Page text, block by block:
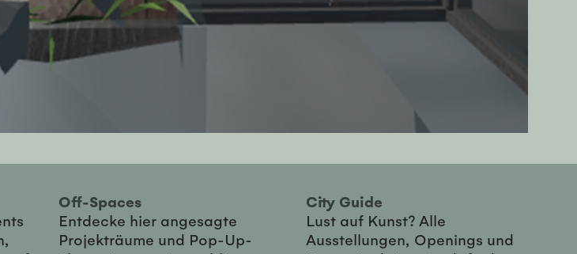
Off-Spaces
Entdecke hier angesagte
Projekträume und Pop-Up-
City Guide
Lust auf Kunst? Alle
Ausstellungen, Openings und